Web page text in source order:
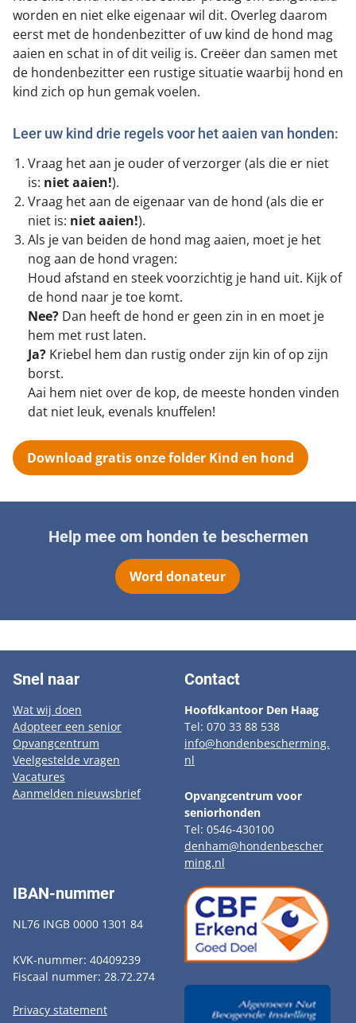
worden en niet elke eigenaar wil dit. Overleg daarom
eerst met de hondenbezitter of uw kind de hond mag
aaien en schat in of dit veilig is. Creëer dan samen met
de hondenbezitter een rustige situatie waarbij hond en
kind zich op hun gemak voelen.
Leer uw kind drie regels voor het aaien van honden:
Vraag het aan je ouder of verzorger (als die er niet
is: niet aaien!).
Vraag het aan de eigenaar van de hond (als die er
niet is: niet aaien!).
Als je van beiden de hond mag aaien, moet je het
nog aan de hond vragen:
Houd afstand en steek voorzichtig je hand uit. Kijk of
de hond naar je toe komt.
Nee? Dan heeft de hond er geen zin in en moet je
hem met rust laten.
Ja? Kriebel hem dan rustig onder zijn kin of op zijn
borst.
Aai hem niet over de kop, de meeste honden vinden
dat niet leuk, evenals knuffelen!
Download gratis onze folder Kind en hond
Help mee om honden te beschermen
Word donateur
Snel naar
Wat wij doen
Adopteer een senior
Opvangcentrum
Veelgestelde vragen
Vacatures
Aanmelden nieuwsbrief
Contact
Hoofdkantoor Den Haag
Tel: 070 33 88 538
info@hondenbescherming.
nl
Opvangcentrum voor
seniorhonden
Tel: 0546-430100
denham@hondenbescher
ming.nl
IBAN-nummer
NL76 INGB 0000 1301 84
KVK-nummer: 40409239
Fiscaal nummer: 28.72.274
Privacy statement